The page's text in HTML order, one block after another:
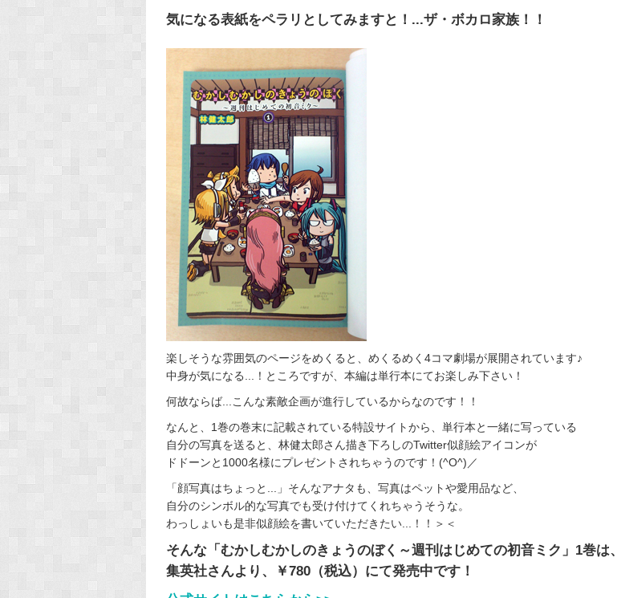
気になる表紙をペラリとしてみますと！...ザ・ボカロ家族！！
楽しそうな雰囲気のページをめくると、めくるめく4コマ劇場が展開されています♪
中身が気になる...！ところですが、本編は単行本にてお楽しみ下さい！
何故ならば...こんな素敵企画が進行しているからなのです！！
なんと、1巻の巻末に記載されている特設サイトから、単行本と一緒に写っている
自分の写真を送ると、林健太郎さん描き下ろしのTwitter似顔絵アイコンが
ドドーンと1000名様にプレゼントされちゃうのです！(^O^)／
「顔写真はちょっと...」そんなアナタも、写真はペットや愛用品など、
自分のシンボル的な写真でも受け付けてくれちゃうそうな。
わっしょいも是非似顔絵を書いていただきたい...！！＞＜
そんな「むかしむかしのきょうのぼく～週刊はじめての初音ミク」1巻は、
集英社さんより、￥780（税込）にて発売中です！